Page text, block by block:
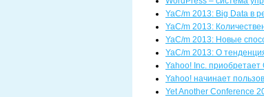
YaC/m 2013: Big Data в
YaC/m 2013:
YaC/m 2013: Новые
YaC/m 2013: О
Yahoo! Inc. приобретает
Yahoo! начинает
Yet Another Conference